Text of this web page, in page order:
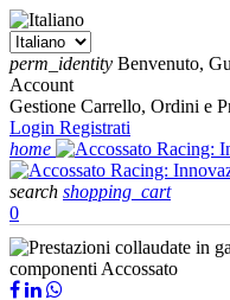
perm_identity Benvenuto,
Account
Gestione Carrello, Ordini e
Login Registrati
home
search shopping_cart
0